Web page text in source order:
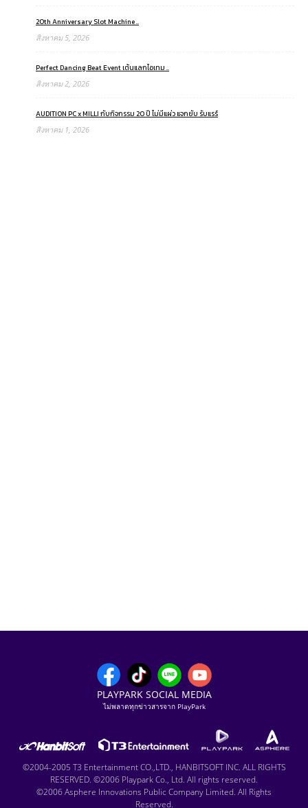
20th Anniversary Slot Machine ..
สิงหาคม 5, 2026
Perfect Dancing Beat Event เต้นแลกไอเทม ..
สิงหาคม 2, 2026
AUDITION PC x MILLI กับกิจกรรม 20 ปี ไม่มีแผ่ว แจกยับ รับแรร์
สิงหาคม 1, 2026
PLAYPARK SOCIAL MEDIA
ไม่พลาดทุกข่าวสารจาก PlayPark
©2004-2005 T3 Entertainment CO.,LTD., HANBITSOFT INC. ALL RIGHTS
RESERVED. ©2006 Playpark Co., Ltd. All rights reserved.
©2006 Asphere Innovations Public Company Limited. All Rights
Reserved.